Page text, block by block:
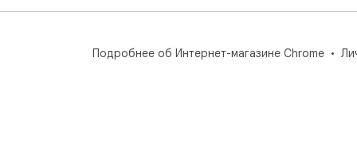
Подробнее об Интернет-магазине Chrome